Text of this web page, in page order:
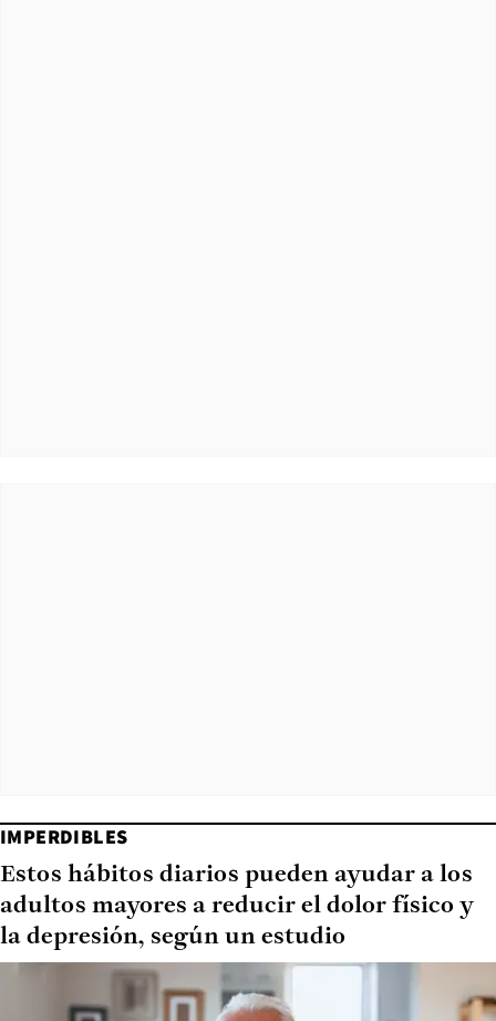
IMPERDIBLES
Estos hábitos diarios pueden ayudar a los
adultos mayores a reducir el dolor físico y
la depresión, según un estudio